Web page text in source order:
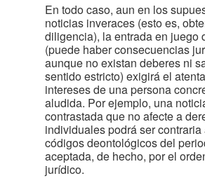
En todo caso, aun en los
noticias inveraces (esto es,
diligencia), la entrada en juego
(puede haber consecuencias
aunque no existan deberes ni
sentido estricto) exigirá el
intereses de una persona
aludida. Por ejemplo, una
contrastada que no afecte a
individuales podrá ser contraria
códigos deontológicos del
aceptada, de hecho, por el
jurídico.